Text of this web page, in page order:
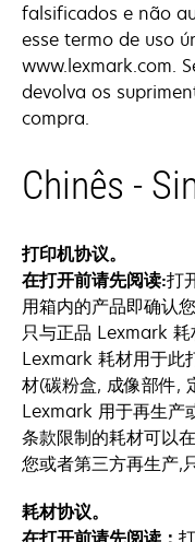
falsificados e não
esse termo de uso
www.lexmark.com.
devolva os
compra.
Chinês -
打印机协议。
在打开前请先阅读:打
用箱内的产品即确认
只与正品 Lexmark
Lexmark 耗材用于此
材(碳粉盒, 成像部件,
Lexmark 用于再生产
条款限制的耗材可以
您或者第三方再生产,
耗材协议。